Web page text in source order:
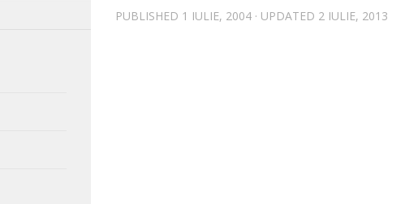
PUBLISHED 1 IULIE, 2004 · UPDATED 2 IULIE, 2013